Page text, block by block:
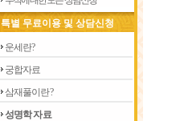
특별 무료이용 및 상담신청
운 세 란 ?
궁 합 자 료
삼 재 풀 이 란 ?
성 명 학 자 료